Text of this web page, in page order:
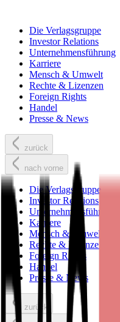
Die Verlagsgruppe
Investor Relations
Unternehmensführung
Karriere
Mensch & Umwelt
Rechte & Lizenzen
Foreign Rights
Handel
Presse & News
zurück
nach vorne
Die Verlagsgruppe
Investor Relations
Unternehmensführung
Karriere
Mensch & Umwelt
Rechte & Lizenzen
Foreign Rights
Handel
Presse & News
zurück